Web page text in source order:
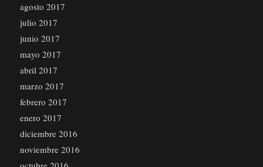
agosto 2017
julio 2017
junio 2017
mayo 2017
abril 2017
marzo 2017
febrero 2017
enero 2017
diciembre 2016
noviembre 2016